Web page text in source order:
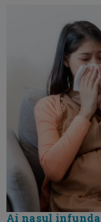
Ai nasul